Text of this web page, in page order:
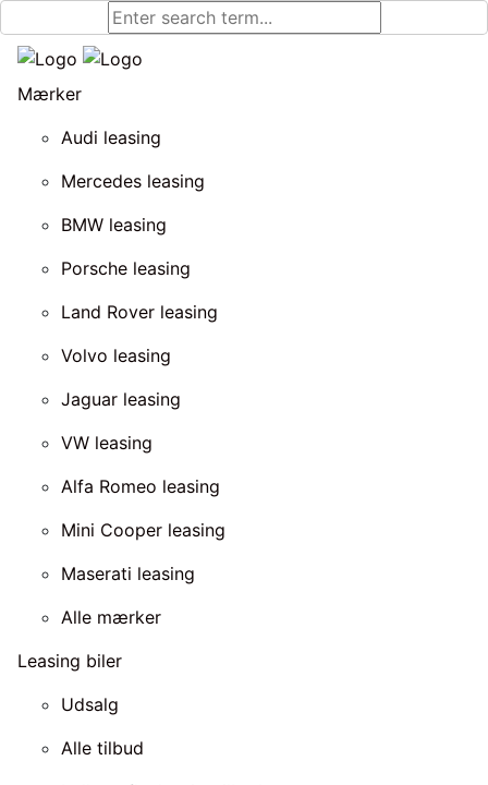
Mærker
Audi leasing
Mercedes leasing
BMW leasing
Porsche leasing
Land Rover leasing
Volvo leasing
Jaguar leasing
VW leasing
Alfa Romeo leasing
Mini Cooper leasing
Maserati leasing
Alle mærker
Leasing biler
Udsalg
Alle tilbud